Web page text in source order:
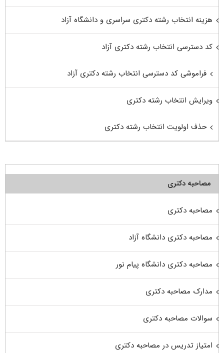
هزینه انتخاب رشته دکتری سراسری و دانشگاه آزاد
کد دسترسی انتخاب رشته دکتری آزاد
فراموشی کد دسترسی انتخاب رشته دکتری آزاد
ویرایش انتخاب رشته دکتری
حذف اولویت انتخاب رشته دکتری
مصاحبه دکتری
مصاحبه دکتری
مصاحبه دکتری دانشگاه آزاد
مصاحبه دکتری دانشگاه پیام نور
مدارک مصاحبه دکتری
سوالات مصاحبه دکتری
امتیاز تدریس در مصاحبه دکتری